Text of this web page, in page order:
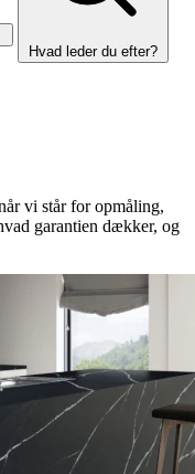
Hvad leder du efter?
vi står for opmåling,
garantien dækker, og